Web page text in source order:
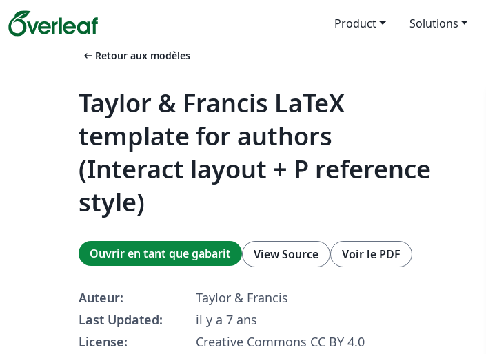
Product Solutions
arrow_left_alt Retour aux modèles
Taylor & Francis LaTeX
template for authors
(Interact layout + P reference
style)
Ouvrir en tant que gabarit View Source Voir le PDF
Auteur:
Taylor & Francis
Last Updated:
il y a 7 ans
License:
Creative Commons CC BY 4.0